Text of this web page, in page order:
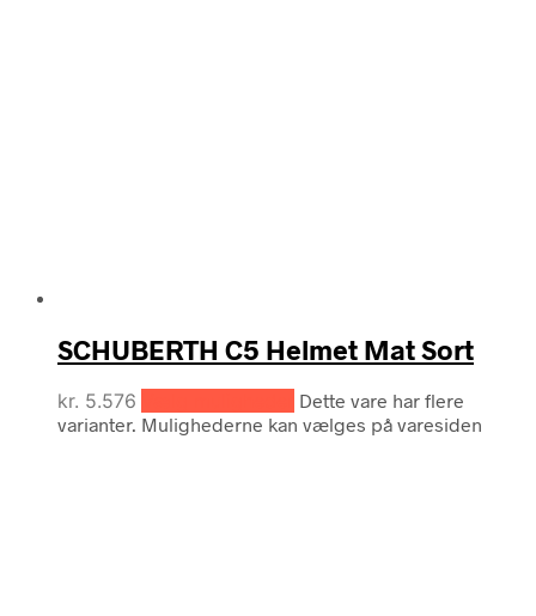
SCHUBERTH C5 Helmet Mat Sort
kr. 5.576
Dette vare har flere
varianter. Mulighederne kan vælges på varesiden